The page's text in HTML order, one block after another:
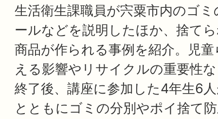
生活衛生課職員が宍粟市内のゴ
ールなどを説明したほか、捨て
商品が作られる事例を紹介。児
える影響やリサイクルの重要性
終了後、講座に参加した4年生6
とともにゴミの分別やポイ捨て